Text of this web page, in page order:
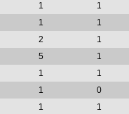
1
1
1
1
2
1
5
1
1
1
1
0
1
1